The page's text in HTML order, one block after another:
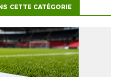
CETTE CATÉGORIE